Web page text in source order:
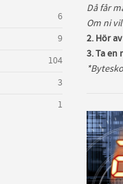
Då får
Om ni
2. Hör
3. Ta en
6
9
104
3
1